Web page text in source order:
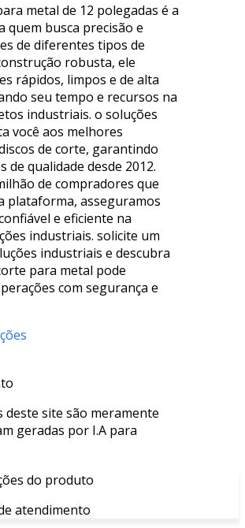
metal de 12 polegadas é a
quem busca precisão e
de diferentes tipos de
robusta, ele
rápidos, limpos e de alta
seu tempo e recursos na
industriais. o soluções
você aos melhores
de corte, garantindo
de qualidade desde 2012.
de compradores que
plataforma, asseguramos
e eficiente na
industriais. solicite um
industriais e descubra
para metal pode
com segurança e
deste site são meramente
geradas por I.A para
do produto
atendimento